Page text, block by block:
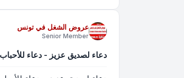
عروض الشغل في تونس
Senior Member
دعاء لصديق عزيز - دعاء